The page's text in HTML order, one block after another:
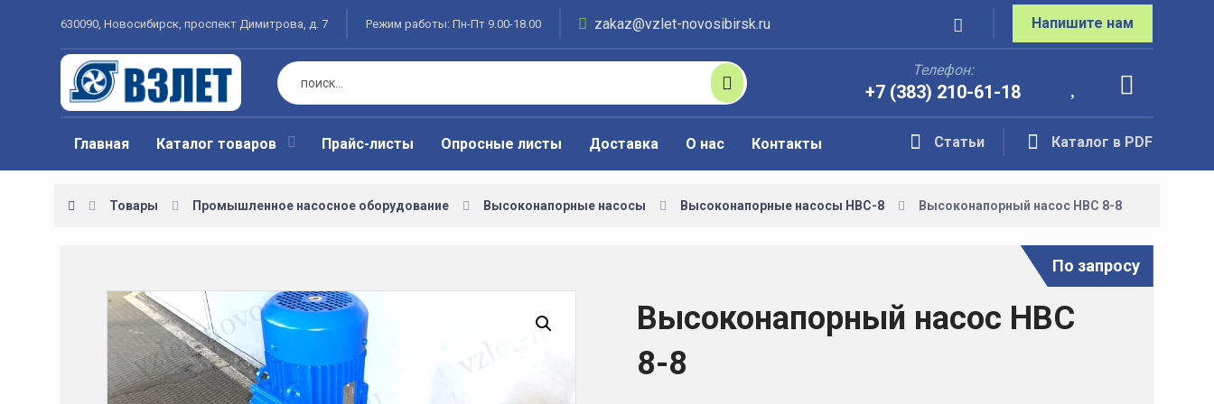
630090, Новосибирск, проспект Димитрова, д. 7 Режим работы: Пн-Пт 9.00-18.00 zakaz@vzlet-novosibirsk.ru Напишите нам
Телефон:
+7 (383) 210-61-18
Главная Каталог товаров Прайс-листы Опросные листы Доставка О нас Контакты Каталог в PDF
Статьи
Товары Промышленное насосное оборудование Высоконапорные насосы Высоконапорные насосы НВС-8 Высоконапорный насос НВС 8-8
Высоконапорный насос НВС
8-8
По запросу